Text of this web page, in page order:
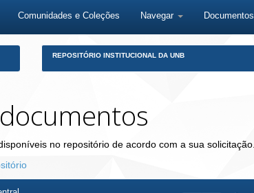
Comunidades e Coleções Navegar Documentos
REPOSITÓRIO INSTITUCIONAL DA UNB
no repositório de acordo com a sua solicitação.